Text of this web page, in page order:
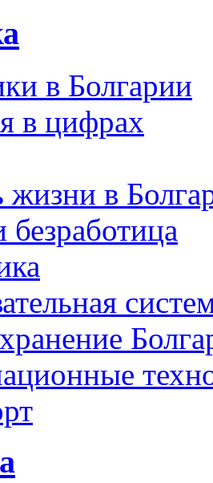
в Болгарии
в цифрах
жизни в
безработица